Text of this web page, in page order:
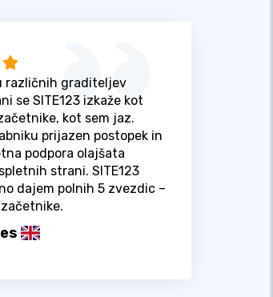
različnih graditeljev
se SITE123 izkaže kot
kot sem jaz.
prijazen postopek in
podpora olajšata
strani. SITE123
dajem polnih 5 zvezdic –